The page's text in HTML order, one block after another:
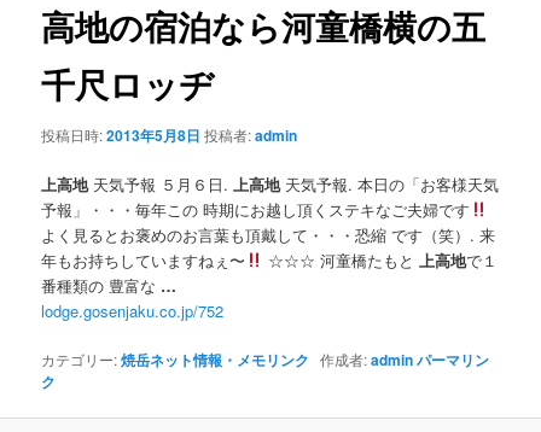
ョ
ン
高地の宿泊なら河童橋横の五
千尺ロッヂ
投稿日時:2013年5月8日 投稿者:admin
上高地天気予報 ５月６日.上高地天気予報. 本日の「お客様天気
予報」・・・毎年この 時期にお越し頂くステキなご夫婦です
よく見るとお褒めのお言葉も頂戴して・・・恐縮 です（笑）. 来
年もお持ちしていますねぇ〜
☆☆☆ 河童橋たもと 上高地で１
番種類の 豊富な …
lodge.gosenjaku.co.jp/752
カテゴリー:焼岳ネット情報・メモリンク 作成者:adminパーマリン
ク